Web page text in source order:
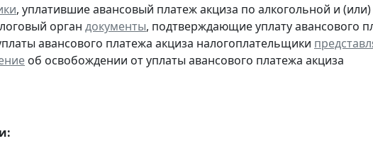
, уплатившие авансовый платеж акциза по алкогольной и
орган документы, подтверждающие уплату авансового
авансового платежа акциза налогоплательщики
об освобождении от уплаты авансового платежа акциза